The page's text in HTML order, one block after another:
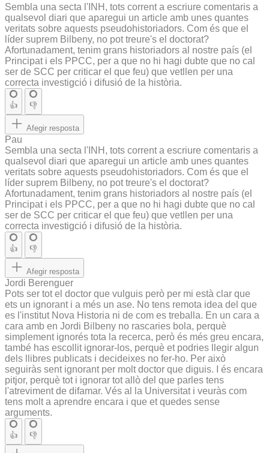
Sembla una secta l'INH, tots corrent a escriure comentaris a
qualsevol diari que aparegui un article amb unes quantes
veritats sobre aquests pseudohistoriadors. Com és que el
líder suprem Bilbeny, no pot treure's el doctorat?
Afortunadament, tenim grans historiadors al nostre país (el
Principat i els PPCC, per a que no hi hagi dubte que no cal
ser de SCC per criticar el que feu) que vetllen per una
correcta investigció i difusió de la història.
👍 👎
Afegir resposta
Pau
Sembla una secta l'INH, tots corrent a escriure comentaris a
qualsevol diari que aparegui un article amb unes quantes
veritats sobre aquests pseudohistoriadors. Com és que el
líder suprem Bilbeny, no pot treure's el doctorat?
Afortunadament, tenim grans historiadors al nostre país (el
Principat i els PPCC, per a que no hi hagi dubte que no cal
ser de SCC per criticar el que feu) que vetllen per una
correcta investigció i difusió de la història.
👍 👎
Afegir resposta
Jordi Berenguer
Pots ser tot el doctor que vulguis però per mi està clar que
ets un ignorant i a més un ase. No tens remota idea del que
es l'institut Nova Historia ni de com es treballa. En un cara a
cara amb en Jordi Bilbeny no rascaries bola, perquè
simplement ignorés tota la recerca, però és més greu encara,
també has escollit ignorar-los, perquè et podries llegir algun
dels llibres publicats i decideixes no fer-ho. Per això
seguiràs sent ignorant per molt doctor que diguis. I és encara
pitjor, perquè tot i ignorar tot allò del que parles tens
l'atreviment de difamar. Vés al la Universitat i veuràs com
tens molt a aprendre encara i que et quedes sense
arguments.
👍 👎